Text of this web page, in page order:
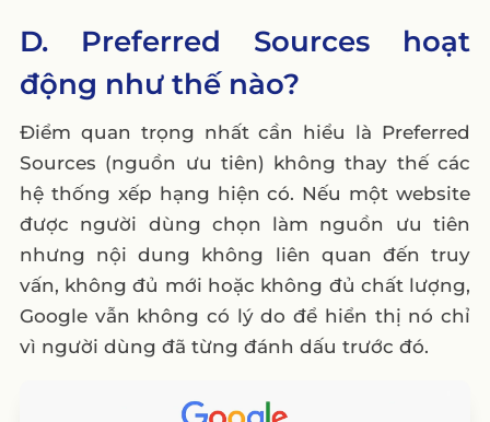
D. Preferred Sources hoạt
động như thế nào?
Điểm quan trọng nhất cần hiểu là Preferred
Sources (nguồn ưu tiên) không thay thế các
hệ thống xếp hạng hiện có. Nếu một website
được người dùng chọn làm nguồn ưu tiên
nhưng nội dung không liên quan đến truy
vấn, không đủ mới hoặc không đủ chất lượng,
Google vẫn không có lý do để hiển thị nó chỉ
vì người dùng đã từng đánh dấu trước đó.